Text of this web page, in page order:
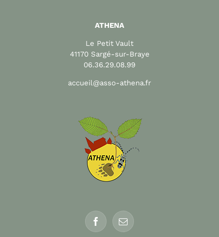
ATHENA
Le Petit Vault
41170 Sargé-sur-Braye
06.36.29.08.99
accueil@asso-athena.fr